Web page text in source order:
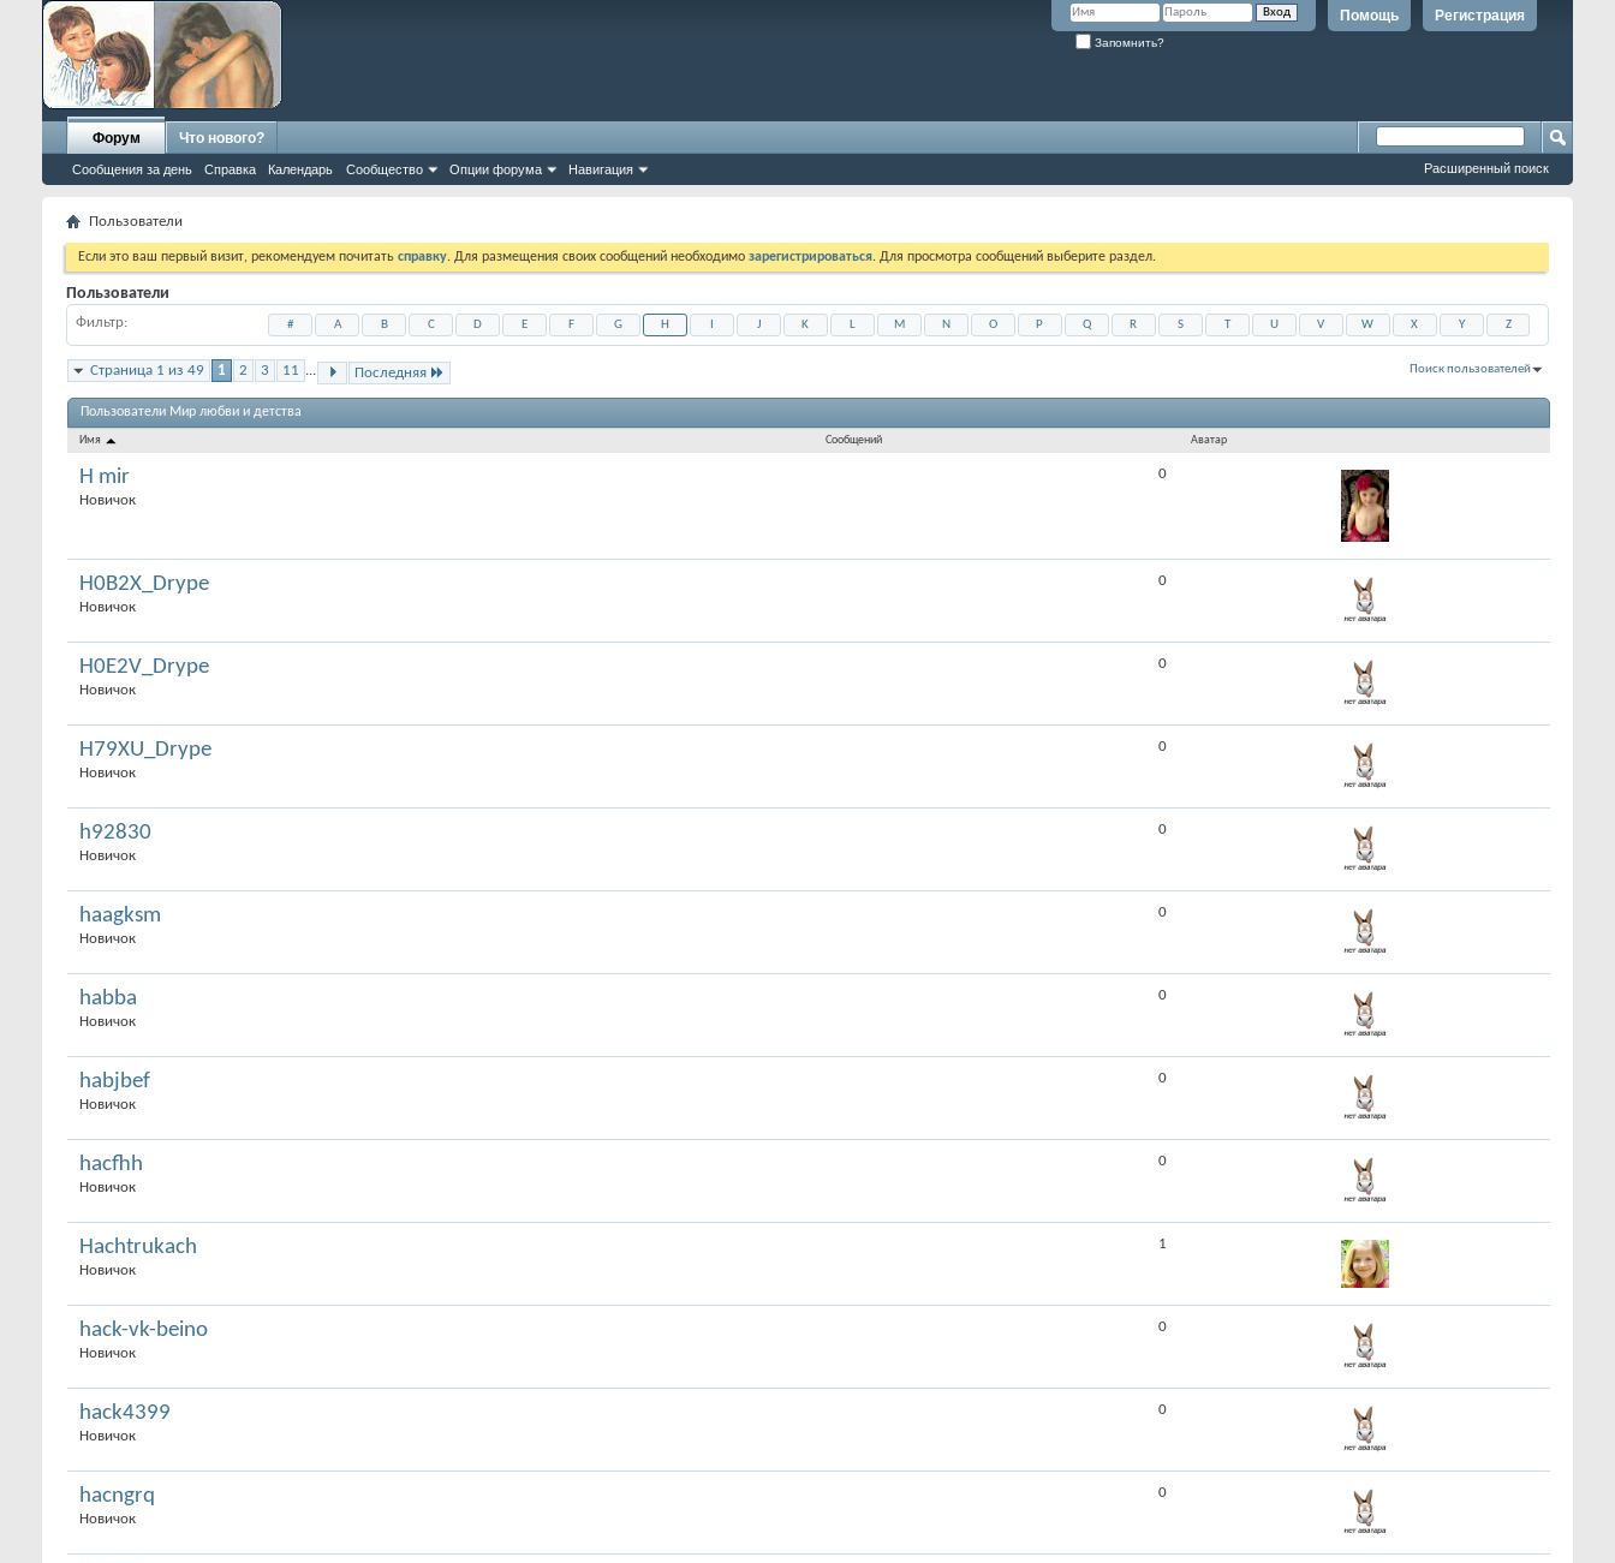
Регистрация
Помощь
Запомнить?
Форум
Сообщения за день Справка Календарь Сообщество Опции форума Навигация
Что нового?
Расширенный поиск
Пользователи
Если это ваш первый визит, рекомендуем почитать справку. Для размещения своих сообщений необходимо зарегистрироваться. Для просмотра сообщений выберите раздел.
Пользователи
Фильтр # A B C D E F G H J K L M N O P Q R S T U V W X Y Z
Страница 1 из 49 1 2 3 11 ... Последняя Поиск пользователей
Пользователи Мир любви и детства
Имя Сообщений Аватар
H mir
Новичок
0
H0B2X_Drype
Новичок
0
H0E2V_Drype
Новичок
0
H79XU_Drype
Новичок
0
h92830
Новичок
0
haagksm
Новичок
0
habba
Новичок
0
habjbef
Новичок
0
hacfhh
Новичок
0
Hachtrukach
Новичок
1
hack-vk-beino
Новичок
0
hack4399
Новичок
0
hacngrq
Новичок
0